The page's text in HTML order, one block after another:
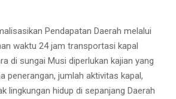
Pendapatan Daerah melalui
waktu 24 jam transportasi kapal
di sungai Musi diperlukan kajian yang
penerangan, jumlah aktivitas kapal,
lingkungan hidup di sepanjang Daerah